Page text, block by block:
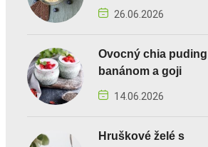
26.06.2026
Ovocný chia
banánom a goji
14.06.2026
Hruškové želé s